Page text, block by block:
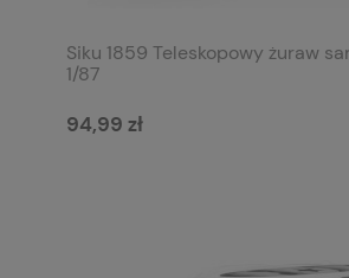
Siku 1859 Teleskopowy żuraw
1/87
94,99 zł